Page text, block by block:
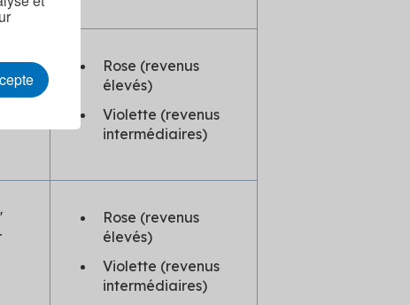
Rose (revenus
élevés)
Violette (revenus
intermédiaires)
Rose (revenus
élevés)
Violette (revenus
intermédiaires)